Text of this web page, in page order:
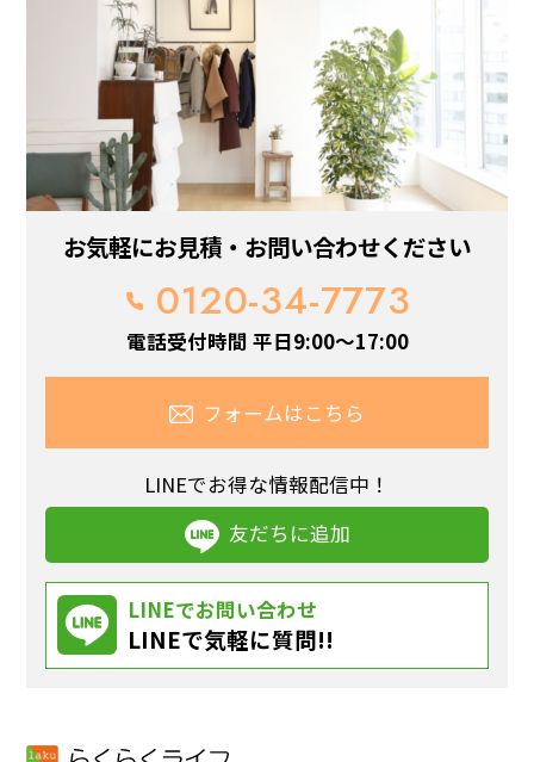
お気軽にお見積・お問い合わせください
0120-34-7773
電話受付時間 平日9:00～17:00
フォームはこちら
LINEでお得な情報配信中！
友だちに追加
LINEでお問い合わせ
LINEで気軽に質問!!